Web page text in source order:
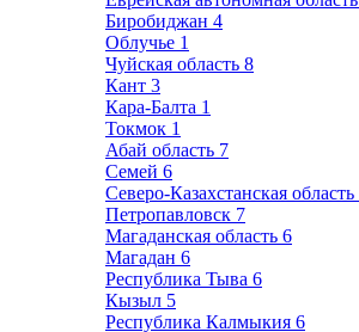
Биробиджан 4
Облучье 1
Чуйская область 8
Кант 3
Кара-Балта 1
Токмок 1
Абай область 7
Семей 6
Северо-Казахстанская область
Петропавловск 7
Магаданская область 6
Магадан 6
Республика Тыва 6
Кызыл 5
Республика Калмыкия 6